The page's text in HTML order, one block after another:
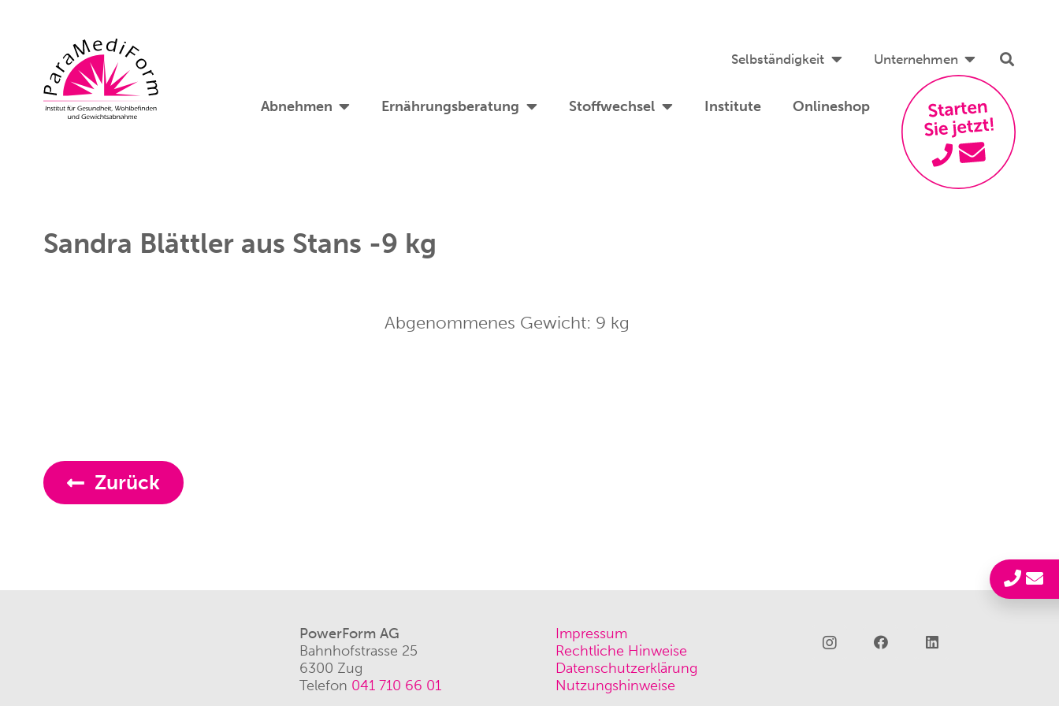
Selbständigkeit Unternehmen
Abnehmen Ernährungsberatung Stoffwechsel Institute Onlineshop
Sandra Blättler aus Stans -9 kg
Abgenommenes Gewicht: 9 kg
Zurück
PowerForm AG
Bahnhofstrasse 25
6300 Zug
Telefon 041 710 66 01
Impressum
Rechtliche Hinweise
Datenschutzerklärung
Nutzungshinweise